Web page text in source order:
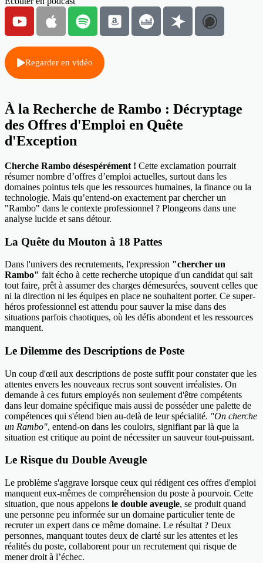
Regarder en vidéo
À la Recherche de Rambo : Décryptage
des Offres d'Emploi en Quête
d'Exception
Cherche Rambo désespérément ! Cette exclamation pourrait
résumer nombre d’offres d’emploi actuelles, surtout dans les
domaines pointus tels que les ressources humaines, la finance ou la
technologie. Mais qu’entend-on exactement par chercher un
"Rambo" dans le contexte professionnel ? Plongeons dans une
analyse lucide et sans détour.
La Quête du Mouton à 18 Pattes
Dans l'univers des recrutements, l'expression "chercher un
Rambo" fait écho à cette recherche utopique d'un candidat qui sait
tout faire, prêt à assumer des charges démesurées, souvent celles que
ni la direction ni les équipes en place ne souhaitent porter. Ce super-
héros professionnel est attendu pour sauver la mise dans des
situations parfois chaotiques, où les défis abondent et les ressources
manquent.
Le Dilemme des Descriptions de Poste
Un coup d'œil aux descriptions de poste suffit pour constater que les
attentes envers les nouveaux recrus sont souvent irréalistes. On
demande à ces futurs employés non seulement d'être compétents
dans leur domaine spécifique mais aussi de posséder une palette de
compétences qui s'étend bien au-delà de leur spécialité. "On cherche
un Rambo", entend-on dans les couloirs, signifiant par là que la
situation est critique au point de nécessiter un sauveur tout-puissant.
Le Risque du Double Aveugle
Le problème s'aggrave lorsque ceux qui rédigent ces offres d'emploi
manquent eux-mêmes de compréhension du poste à pourvoir. Cette
situation, que nous appelons le double aveugle, se produit quand
une personne peu informée sur un domaine particulier tente de
recruter un expert dans ce même domaine. Le résultat ? Deux
personnes, manquant toutes deux de clarté sur les attentes et les
réalités du poste, collaborent pour un recrutement qui risque de
mener droit à l’échec.